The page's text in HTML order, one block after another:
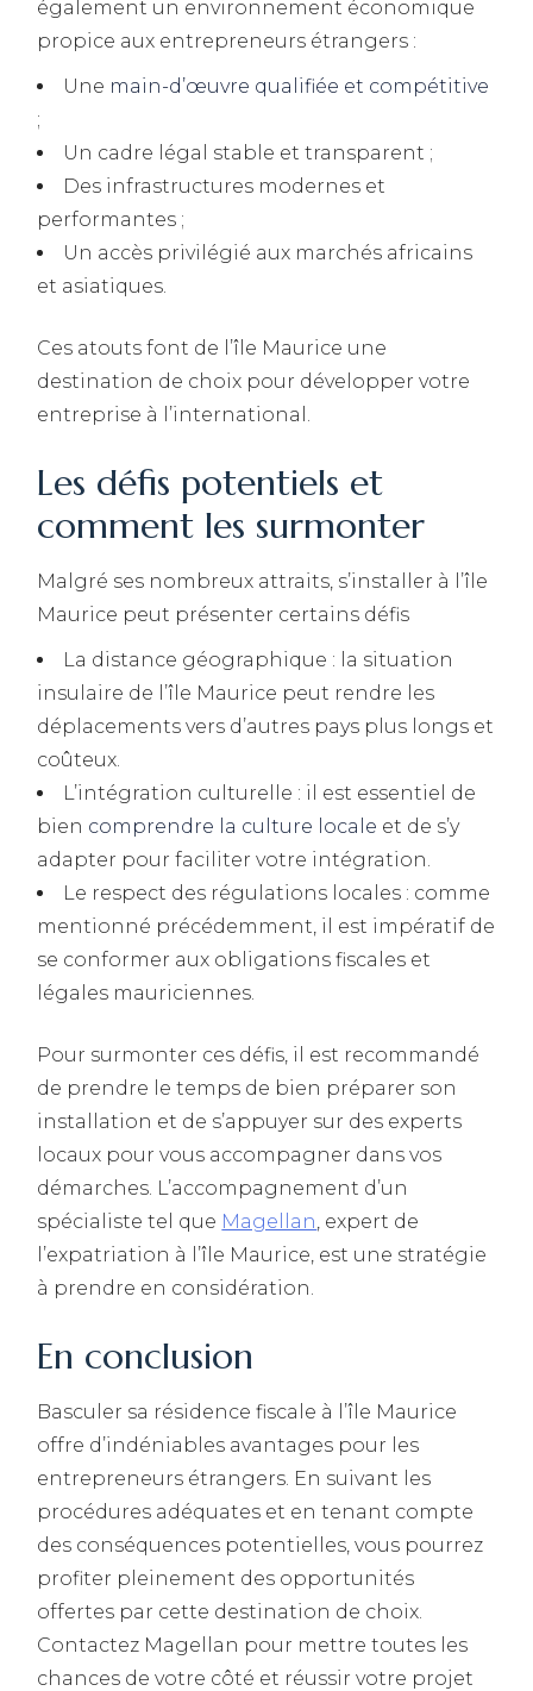
également un environnement économique
propice aux entrepreneurs étrangers :
Une main-d’œuvre qualifiée et compétitive
;
Un cadre légal stable et transparent ;
Des infrastructures modernes et
performantes ;
Un accès privilégié aux marchés africains
et asiatiques.
Ces atouts font de l’île Maurice une
destination de choix pour développer votre
entreprise à l’international.
Les défis potentiels et
comment les surmonter
Malgré ses nombreux attraits, s’installer à l’île
Maurice peut présenter certains défis
La distance géographique : la situation
insulaire de l’île Maurice peut rendre les
déplacements vers d’autres pays plus longs et
coûteux.
L’intégration culturelle : il est essentiel de
bien comprendre la culture locale et de s’y
adapter pour faciliter votre intégration.
Le respect des régulations locales : comme
mentionné précédemment, il est impératif de
se conformer aux obligations fiscales et
légales mauriciennes.
Pour surmonter ces défis, il est recommandé
de prendre le temps de bien préparer son
installation et de s’appuyer sur des experts
locaux pour vous accompagner dans vos
démarches. L’accompagnement d’un
spécialiste tel que Magellan , expert de
l’expatriation à l’île Maurice, est une stratégie
à prendre en considération.
En conclusion
Basculer sa résidence fiscale à l’île Maurice
offre d’indéniables avantages pour les
entrepreneurs étrangers. En suivant les
procédures adéquates et en tenant compte
des conséquences potentielles, vous pourrez
profiter pleinement des opportunités
offertes par cette destination de choix.
Contactez Magellan pour mettre toutes les
chances de votre côté et réussir votre projet